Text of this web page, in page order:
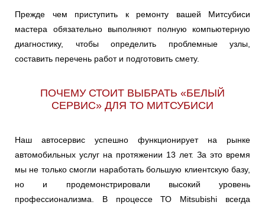
Прежде чем приступить к ремонту вашей Митсубиси
мастера обязательно выполняют полную компьютерную
диагностику, чтобы определить проблемные узлы,
составить перечень работ и подготовить смету.
ПОЧЕМУ СТОИТ ВЫБРАТЬ «БЕЛЫЙ
СЕРВИС» ДЛЯ ТО МИТСУБИСИ
Наш автосервис успешно функционирует на рынке
автомобильных услуг на протяжении 13 лет. За это время
мы не только смогли наработать большую клиентскую базу,
но и продемонстрировали высокий уровень
профессионализма. В процессе ТО Mitsubishi всегда